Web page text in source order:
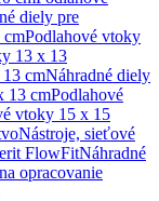
diely pre
cmPodlahové vtoky
13 x 13
cmNáhradné diely
13 cmPodlahové
vtoky 15 x 15
Nástroje, sieťové
FlowFitNáhradné
opracovanie